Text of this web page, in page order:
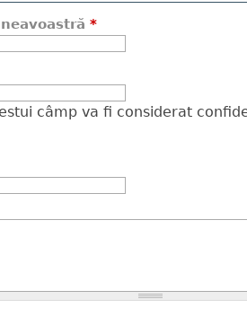
*
câmp va fi considerat